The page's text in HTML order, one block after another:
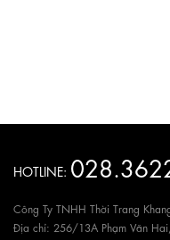
HOTLINE:
Công Ty TNHH Thời Trang
Địa chỉ: 256/13A Phạm Văn